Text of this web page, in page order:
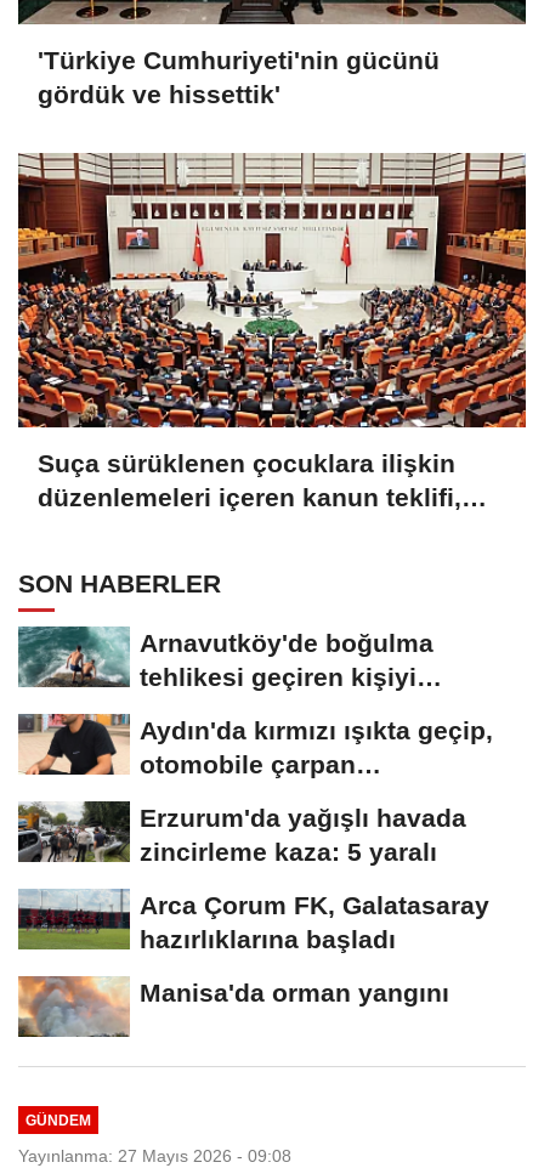
'Türkiye Cumhuriyeti'nin gücünü
gördük ve hissettik'
Suça sürüklenen çocuklara ilişkin
düzenlemeleri içeren kanun teklifi,
SON HABERLER
Arnavutköy'de boğulma
tehlikesi geçiren kişiyi
Aydın'da kırmızı ışıkta geçip,
otomobile çarpan
Erzurum'da yağışlı havada
zincirleme kaza: 5 yaralı
Arca Çorum FK, Galatasaray
hazırlıklarına başladı
Manisa'da orman yangını
GÜNDEM
Yayınlanma: 27 Mayıs 2026 - 09:08